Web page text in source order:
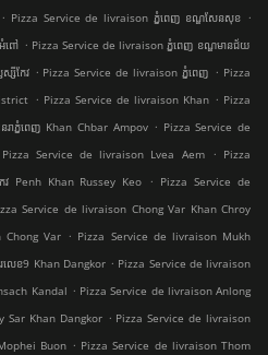
. Pizza Service de livraison ភ្នំពេញ ខណ្ឌ​សែនសុខ .
ពៅ . Pizza Service de livraison ភ្នំពេញ ខណ្ឌមានជ័យ
សីកែវ . Pizza Service de livraison ភ្នំពេញ . Pizza
. Pizza Service de livraison Khan . Pizza
រាភ្នំពេញ Khan Chbar Ampov . Pizza Service de
Pizza Service de livraison Lvea Aem . Pizza
Penh Khan Russey Keo
. Pizza Service de
Service de livraison Chong Var Khan Chroy
Var . Pizza Service de livraison Mukh
េខ9 Khan Dangkor . Pizza Service de livraison
Kandal . Pizza Service de livraison Anlong
Sar Khan Dangkor . Pizza Service de livraison
Buon . Pizza Service de livraison Thom